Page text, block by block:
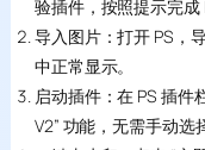
验插件，按照提示完成
导入图片：打开 PS，
中正常显示。
启动插件：在 PS 插件
V2” 功能，无需手动选